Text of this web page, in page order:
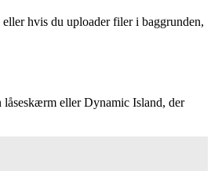
hvis du uploader filer i baggrunden,
eller Dynamic Island, der